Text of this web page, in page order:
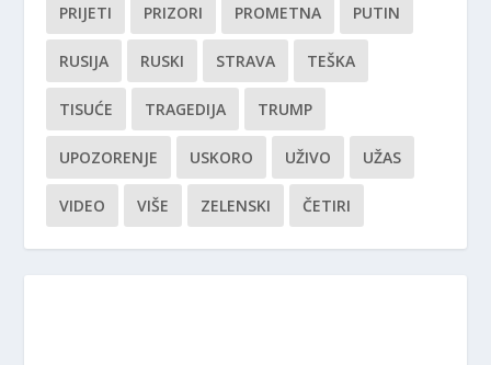
PRIJETI PRIZORI PROMETNA PUTIN
RUSIJA RUSKI STRAVA TEŠKA
TISUĆE TRAGEDIJA TRUMP
UPOZORENJE USKORO UŽIVO UŽAS
VIDEO VIŠE ZELENSKI ČETIRI